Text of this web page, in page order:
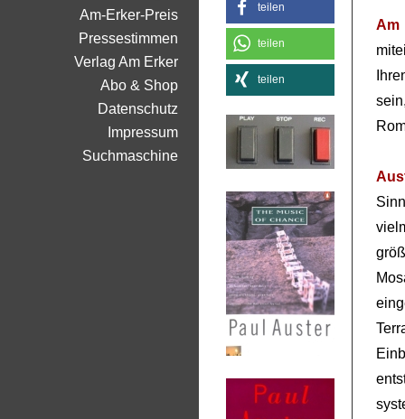
teilen
teilen
teilen
Am
Am-Erker-Preis
Pressestimmen
Verlag Am Erker
Abo & Shop
Datenschutz
Impressum
Suchmaschine